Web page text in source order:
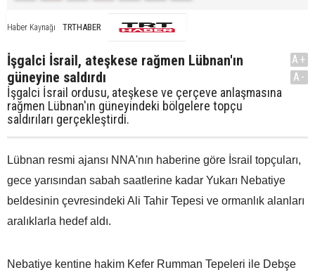
Haber Kaynağı TRTHABER
İşgalci İsrail, ateşkese rağmen Lübnan'ın
güneyine saldırdı
İşgalci İsrail ordusu, ateşkese ve çerçeve anlaşmasına
rağmen Lübnan'ın güneyindeki bölgelere topçu
saldırıları gerçekleştirdi.
A+
A-
Lübnan resmi ajansı NNA'nın haberine göre İsrail topçuları,
gece yarısından sabah saatlerine kadar Yukarı Nebatiye
beldesinin çevresindeki Ali Tahir Tepesi ve ormanlık alanları
aralıklarla hedef aldı.
Nebatiye kentine hakim Kefer Rumman Tepeleri ile Debşe